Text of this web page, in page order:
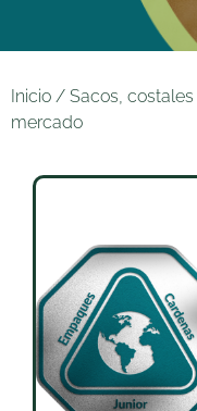
Inicio / Sacos,
mercado